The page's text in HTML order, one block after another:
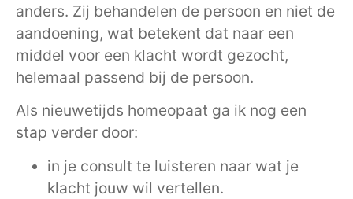
anders. Zij behandelen de persoon en niet de
aandoening, wat betekent dat naar een
middel voor een klacht wordt gezocht,
helemaal passend bij de persoon.
Als nieuwetijds homeopaat ga ik nog een
stap verder door:
in je consult te luisteren naar wat je
klacht jouw wil vertellen.